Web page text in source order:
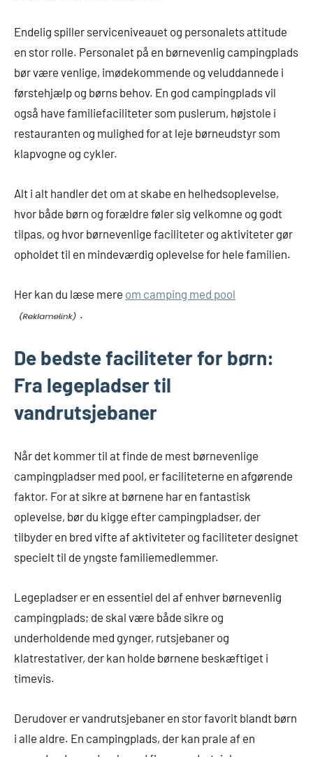
Endelig spiller serviceniveauet og personalets attitude
en stor rolle. Personalet på en børnevenlig campingplads
bør være venlige, imødekommende og veluddannede i
førstehjælp og børns behov. En god campingplads vil
også have familiefaciliteter som puslerum, højstole i
restauranten og mulighed for at leje børneudstyr som
klapvogne og cykler.
Alt i alt handler det om at skabe en helhedsoplevelse,
hvor både børn og forældre føler sig velkomne og godt
tilpas, og hvor børnevenlige faciliteter og aktiviteter gør
opholdet til en mindeværdig oplevelse for hele familien.
Her kan du læse mere om camping med pool
.
De bedste faciliteter for børn:
Fra legepladser til
vandrutsjebaner
Når det kommer til at finde de mest børnevenlige
campingpladser med pool, er faciliteterne en afgørende
faktor. For at sikre at børnene har en fantastisk
oplevelse, bør du kigge efter campingpladser, der
tilbyder en bred vifte af aktiviteter og faciliteter designet
specielt til de yngste familiemedlemmer.
Legepladser er en essentiel del af enhver børnevenlig
campingplads; de skal være både sikre og
underholdende med gynger, rutsjebaner og
klatrestativer, der kan holde børnene beskæftiget i
timevis.
Derudover er vandrutsjebaner en stor favorit blandt børn
i alle aldre. En campingplads, der kan prale af en